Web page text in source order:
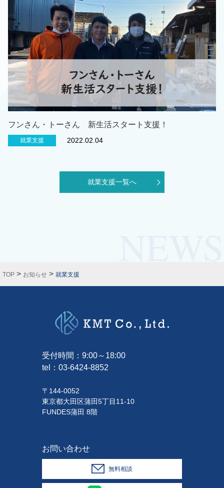
フンさん・トーさん 新生活スタート支援！
就業支援 2022.02.04
就業支援一覧へ
TOP > お知らせ > 就業支援
受付時間：9:00～18:00
tel： 03-6424-8852
〒144-0052
東京都大田区蒲田5丁目11-10
FUNDES蒲田 8階
お問い合わせ
無料相談